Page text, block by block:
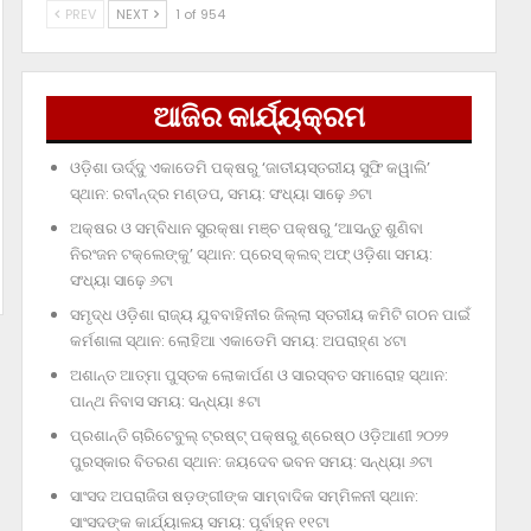
PREV NEXT 1 of 954
ଆଜିର କାର୍ଯ୍ୟକ୍ରମ
ଓଡ଼ିଶା ଊର୍ଦ୍ଦୁ ଏକାଡେମି ପକ୍ଷରୁ ‘ଜାତୀୟସ୍ତରୀୟ ସୁଫି କୱାଲି’
ସ୍ଥାନ: ରବୀନ୍ଦ୍ର ମଣ୍ଡପ, ସମୟ: ସଂଧ୍ୟା ସାଢ଼େ ୬ଟା
ଅକ୍ଷର ଓ ସମ୍ବିଧାନ ସୁରକ୍ଷା ମଞ୍ଚ ପକ୍ଷରୁ ‘ଆସନ୍ତୁ ଶୁଣିବା
ନିରଂଜନ ଟକ୍‌ଲେଙ୍କୁ’ ସ୍ଥାନ: ପ୍ରେସ୍‌ କ୍ଲବ୍‌ ଅଫ୍‌ ଓଡ଼ିଶା ସମୟ:
ସଂଧ୍ୟା ସାଢ଼େ ୬ଟା
ସମୃଦ୍ଧ ଓଡ଼ିଶା ରାଜ୍ୟ ଯୁବବାହିନୀର ଜିଲ୍ଲା ସ୍ତରୀୟ କମିଟି ଗଠନ ପାଇଁ
କର୍ମଶାଳା ସ୍ଥାନ: ଲୋହିଆ ଏକାଡେମି ସମୟ: ଅପରାହ୍‌ଣ ୪ଟା
ଅଶାନ୍ତ ଆତ୍ମା ପୁସ୍ତକ ଲୋକାର୍ପଣ ଓ ସାରସ୍ବତ ସମାରୋହ ସ୍ଥାନ:
ପାନ୍ଥ ନିବାସ ସମୟ: ସନ୍ଧ୍ୟା ୫ଟା
ପ୍ରଶାନ୍ତି ଚାରିଟେବୁଲ୍‌ ଟ୍ରଷ୍ଟ୍‌ ପକ୍ଷରୁ ଶ୍ରେଷ୍ଠ ଓଡ଼ିଆଣୀ ୨୦୨୨
ପୁରସ୍କାର ବିତରଣ ସ୍ଥାନ: ଜୟଦେବ ଭବନ ସମୟ: ସନ୍ଧ୍ୟା ୬ଟା
ସାଂସଦ ଅପରାଜିତା ଷଡ଼ଙ୍ଗୀଙ୍କ ସାମ୍ବାଦିକ ସମ୍ମିଳନୀ ସ୍ଥାନ:
ସାଂସଦଙ୍କ କାର୍ଯ୍ୟାଳୟ ସମୟ: ପୂର୍ବାହ୍ନ ୧୧ଟା